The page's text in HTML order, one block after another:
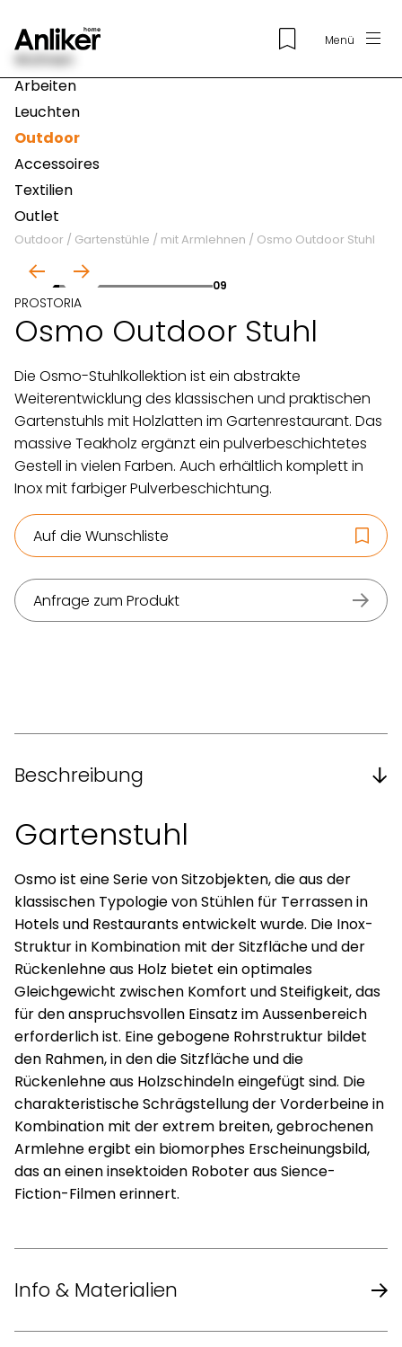
Menü
Wohnen
Arbeiten
Leuchten
Outdoor
Accessoires
Textilien
Outlet
Outdoor / Gartenstühle / mit Armlehnen / Osmo Outdoor Stuhl
09
PROSTORIA
Osmo Outdoor Stuhl
Die Osmo-Stuhlkollektion ist ein abstrakte
Weiterentwicklung des klassischen und praktischen
Gartenstuhls mit Holzlatten im Gartenrestaurant. Das
massive Teakholz ergänzt ein pulverbeschichtetes
Gestell in vielen Farben. Auch erhältlich komplett in
Inox mit farbiger Pulverbeschichtung.
Auf die Wunschliste
Anfrage zum Produkt
Beschreibung
Gartenstuhl
Osmo ist eine Serie von Sitzobjekten, die aus der
klassischen Typologie von Stühlen für Terrassen in
Hotels und Restaurants entwickelt wurde. Die Inox-
Struktur in Kombination mit der Sitzfläche und der
Rückenlehne aus Holz bietet ein optimales
Gleichgewicht zwischen Komfort und Steifigkeit, das
für den anspruchsvollen Einsatz im Aussenbereich
erforderlich ist. Eine gebogene Rohrstruktur bildet
den Rahmen, in den die Sitzfläche und die
Rückenlehne aus Holzschindeln eingefügt sind. Die
charakteristische Schrägstellung der Vorderbeine in
Kombination mit der extrem breiten, gebrochenen
Armlehne ergibt ein biomorphes Erscheinungsbild,
das an einen insektoiden Roboter aus Sience-
Fiction-Filmen erinnert.
Info & Materialien